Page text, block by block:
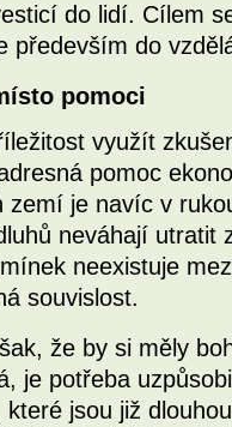
do lidí. Cílem
především do
pomoci
využít
pomoc
zemí je navíc v
neváhají utratit
neexistuje
souvislost.
že by si měly
je potřeba
které jsou již